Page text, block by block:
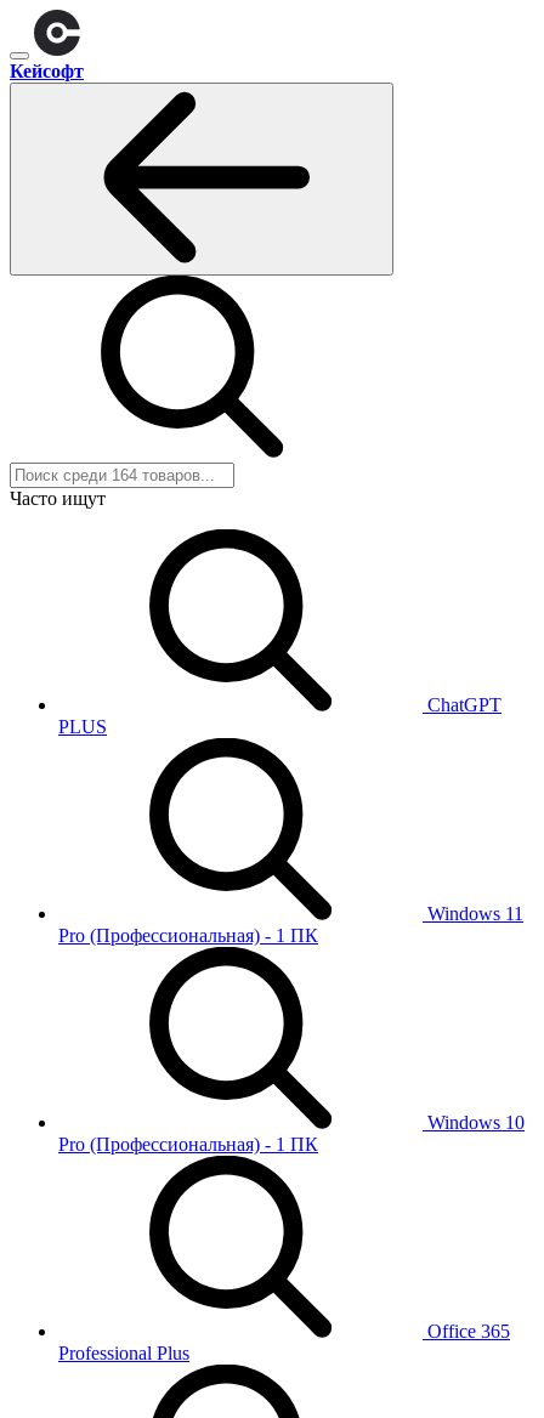
Кейсофт
Часто ищут
ChatGPT
PLUS
Windows 11
Pro (Профессиональная) - 1 ПК
Windows 10
Pro (Профессиональная) - 1 ПК
Office 365
Professional Plus